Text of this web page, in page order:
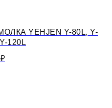
YEHJEN Y-80L, Y-
120L
₽